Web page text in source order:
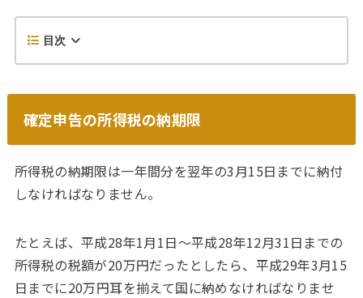
目次
確定申告の所得税の納期限
所得税の納期限は一年間分を翌年の3月15日までに納付
しなければなりません。
たとえば、平成28年1月1日〜平成28年12月31日までの
所得税の税額が20万円だったとしたら、平成29年3月15
日までに20万円耳を揃えて国に納めなければなりませ